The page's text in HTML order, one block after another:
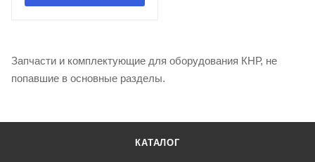
Запчасти и комплектующие для оборудования КНР, не
попавшие в основные разделы.
КАТАЛОГ